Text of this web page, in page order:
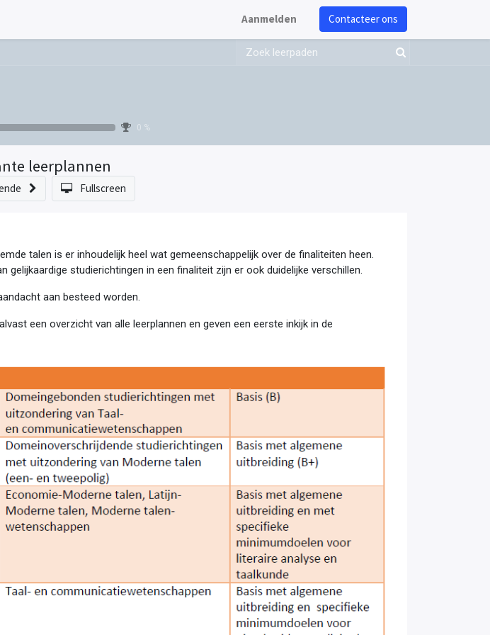
Aanmelden Contacteer ons
0 %
leerplannen
Fullscreen
talen is er inhoudelijk heel wat gemeenschappelijk over de finaliteiten heen.
gelijkaardige studierichtingen in een finaliteit zijn er ook duidelijke verschillen.
aan besteed worden.
een overzicht van alle leerplannen en geven een eerste inkijk in de